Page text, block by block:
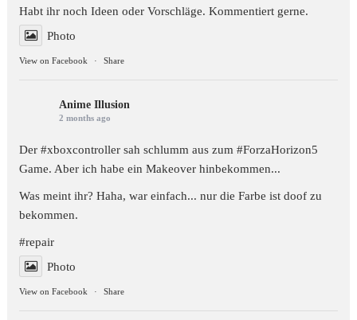
Habt ihr noch Ideen oder Vorschläge. Kommentiert gerne.
Photo
View on Facebook · Share
Anime Illusion
2 months ago
Der #xboxcontroller sah schlumm aus zum#ForzaHorizon5
Game. Aber ich habe ein Makeover hinbekommen...
Was meint ihr? Haha, war einfach... nur die Farbe ist doof zu
bekommen.
#repair
Photo
View on Facebook · Share